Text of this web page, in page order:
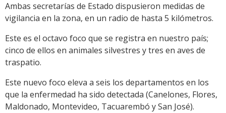
Ambas secretarías de Estado dispusieron medidas de
vigilancia en la zona, en un radio de hasta 5 kilómetros.
Este es el octavo foco que se registra en nuestro país;
cinco de ellos en animales silvestres y tres en aves de
traspatio.
Este nuevo foco eleva a seis los departamentos en los
que la enfermedad ha sido detectada (Canelones, Flores,
Maldonado, Montevideo, Tacuarembó y San José).